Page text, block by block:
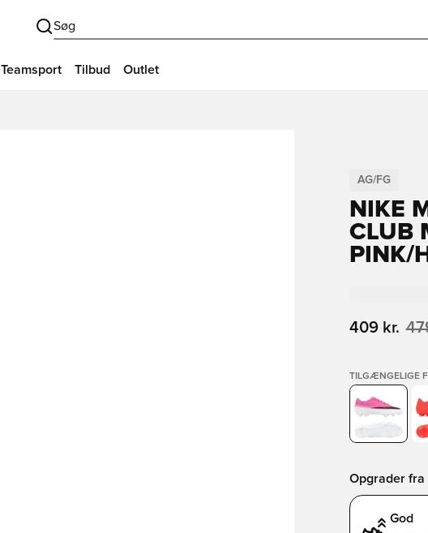
Søg
Teamsport Tilbud Outlet
AG/FG
NIKE
CLUB
PINK/
409 kr.
TILGÆNGELIGE
Opgrader fra
God